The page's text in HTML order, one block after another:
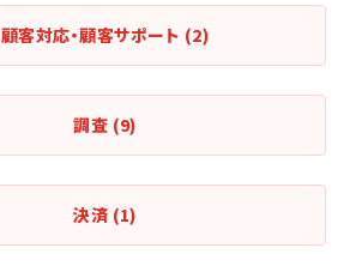
顧客対応・顧客サポート (2)
調査 (9)
決済 (1)